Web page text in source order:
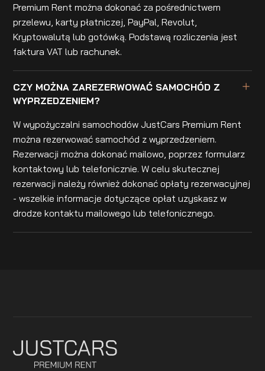
Premium Rent można dokonać za pośrednictwem
przelewu, karty płatniczej, PayPal, Revolut,
Kryptowalutą lub gotówką. Podstawą rozliczenia jest
faktura VAT lub rachunek.
CZY MOŻNA ZAREZERWOWAĆ SAMOCHÓD Z
WYPRZEDZENIEM?
W wypożyczalni samochodów JustCars Premium Rent
można rezerwować samochód z wyprzedzeniem.
Rezerwacji można dokonać mailowo, poprzez formularz
kontaktowy lub telefonicznie. W celu skutecznej
rezerwacji należy również dokonać opłaty rezerwacyjnej
- wszelkie informacje dotyczące opłat uzyskasz w
drodze kontaktu mailowego lub telefonicznego.